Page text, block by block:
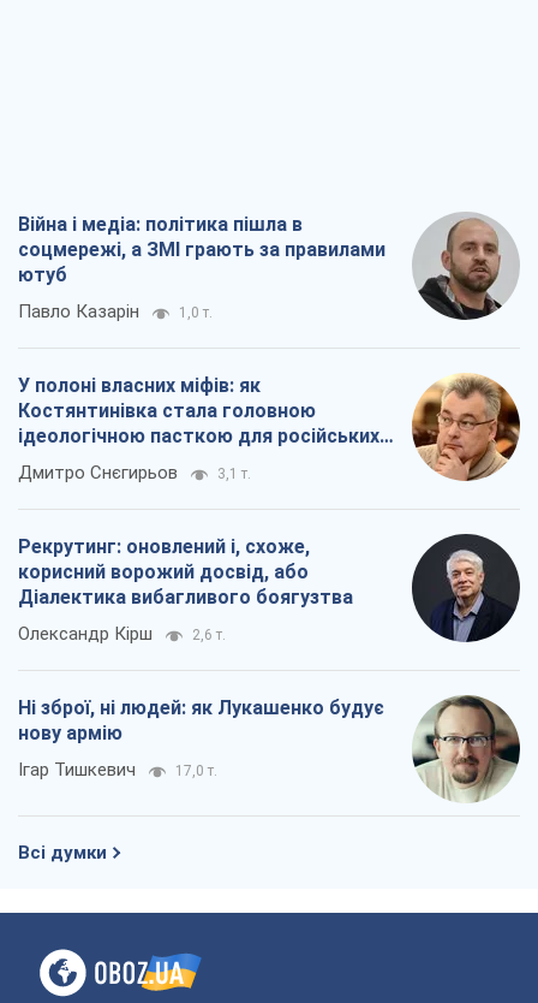
Війна і медіа: політика пішла в
соцмережі, а ЗМІ грають за правилами
ютуб
Павло Казарін 1,0 т.
У полоні власних міфів: як
Костянтинівка стала головною
ідеологічною пасткою для російських
окупантів
Дмитро Снєгирьов 3,1 т.
Рекрутинг: оновлений і, схоже,
корисний ворожий досвід, або
Діалектика вибагливого боягузтва
Олександр Кірш 2,6 т.
Ні зброї, ні людей: як Лукашенко будує
нову армію
Ігар Тишкевич 17,0 т.
Всі думки